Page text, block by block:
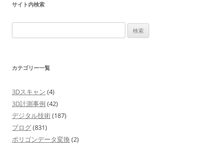
サイト内検索
索:
カテゴリー一覧
3Dスキャン (4)
3D計測事例 (42)
デジタル技術(187)
ブログ(831)
ポリゴンデータ変換 (2)